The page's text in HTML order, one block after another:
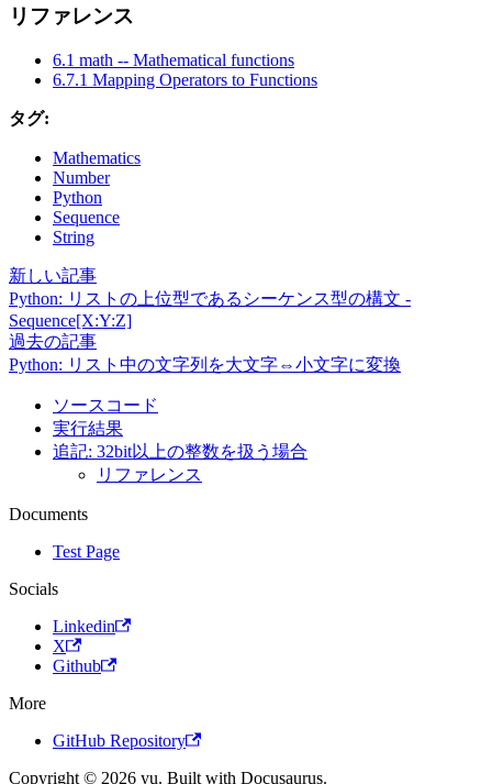
リファレンス
6.1 math -- Mathematical functions
6.7.1 Mapping Operators to Functions
タグ:
Mathematics
Number
Python
Sequence
String
新しい記事
Python: リストの上位型であるシーケンス型の構文 -
Sequence[X:Y:Z]
過去の記事
Python: リスト中の文字列を大文字⇔小文字に変換
ソースコード
実行結果
追記: 32bit以上の整数を扱う場合
リファレンス
Documents
Test Page
Socials
Linkedin
X
Github
More
GitHub Repository
Copyright © 2026 yu. Built with Docusaurus.